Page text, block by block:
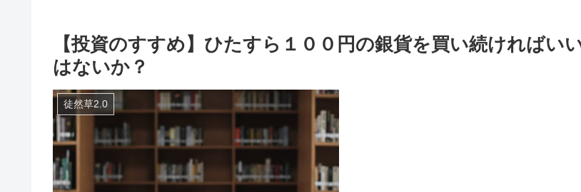
【投資のすすめ】ひたすら１００円の銀貨を買い続ければい
はないか？
徒然草2.0